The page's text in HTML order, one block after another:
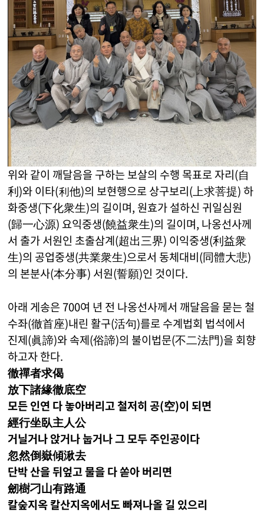
위와 같이 깨달음을 구하는 보살의 수행 목표로 자리(自
利)와 이타(利他)의 보현행으로 상구보리(上求菩提) 하
화중생(下化衆生)의 길이며, 원효가 설하신 귀일심원
(歸一心源) 요익중생(饒益衆生)의 길이며, 나옹선사께
서 출가 서원인 초출삼계(超出三界) 이익중생(利益衆
生)의 공업중생(共業衆生)으로서 동체대비(同體大悲)
의 본분사(本分事) 서원(誓願)인 것이다.
아래 게송은 700여 년 전 나옹선사께서 깨달음을 묻는 철
수좌(徹首座)내린 활구(活句)를로 수계법회 법석에서
진제(眞諦)와 속제(俗諦)의 불이법문(不二法門)을 회향
하고자 한다.
徹禪者求偈
放下諸緣徹底空
모든 인연 다 놓아버리고 철저히 공(空)이 되면
經行坐臥主人公
거닐거나 앉거나 눕거나 그 모두 주인공이다
忽然倒嶽傾湫去
단박 산을 뒤엎고 물을 다 쏟아 버리면
劒樹刁山有路通
칼숲지옥 칼산지옥에서도 빠져나올 길 있으리